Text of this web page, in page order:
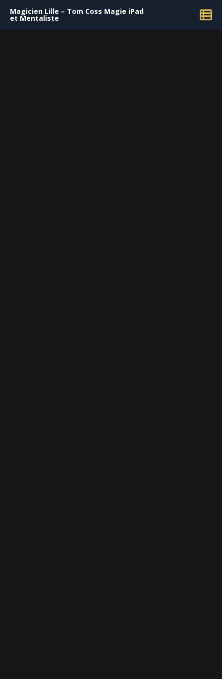
Magicien Lille – Tom Coss Magie iPad
et Mentaliste